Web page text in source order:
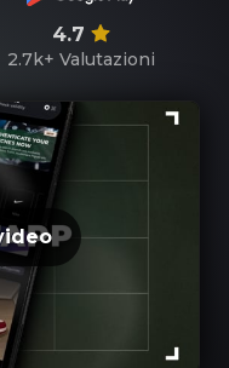
4.7
2.7k+ Valutazioni